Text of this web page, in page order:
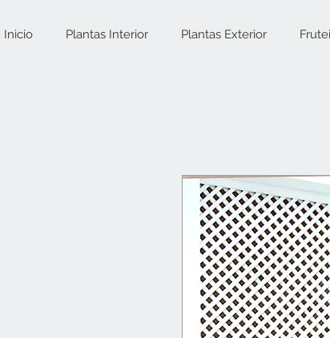
Inicio Plantas Interior Plantas Exterior